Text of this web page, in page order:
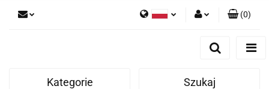
Dodaj zgłoszenie
(0)
Kategorie Szukaj